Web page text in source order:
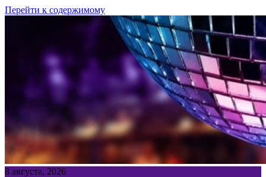
Перейти к содержимому
8 августа, 2026